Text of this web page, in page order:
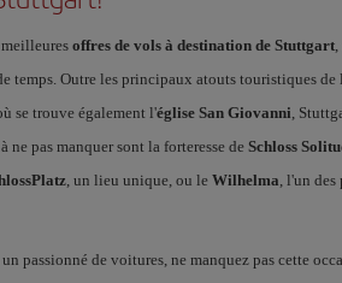
offres de vols à destination de Stuttgart,
temps. Outre les principaux atouts touristiques
se trouve également l'église San Giovanni,
ne pas manquer sont la forteresse de Schloss
, un lieu unique, ou le Wilhelma, l'un
un passionné de voitures, ne manquez pas cette